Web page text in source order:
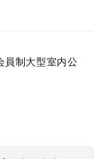
員制大型室内公